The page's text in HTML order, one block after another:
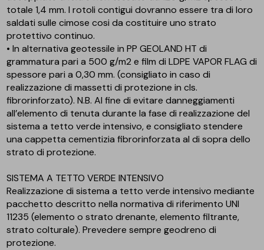
totale 1,4 mm. I rotoli contigui dovranno essere tra di loro
saldati sulle cimose cosi da costituire uno strato
protettivo continuo.
• In alternativa geotessile in PP GEOLAND HT di
grammatura pari a 500 g/m2 e film di LDPE VAPOR FLAG di
spessore pari a 0,30 mm. (consigliato in caso di
realizzazione di massetti di protezione in cls.
fibrorinforzato). N.B. Al fine di evitare danneggiamenti
all’elemento di tenuta durante la fase di realizzazione del
sistema a tetto verde intensivo, e consigliato stendere
una cappetta cementizia fibrorinforzata al di sopra dello
strato di protezione.
SISTEMA A TETTO VERDE INTENSIVO
Realizzazione di sistema a tetto verde intensivo mediante
pacchetto descritto nella normativa di riferimento UNI
11235 (elemento o strato drenante, elemento filtrante,
strato colturale). Prevedere sempre geodreno di
protezione.